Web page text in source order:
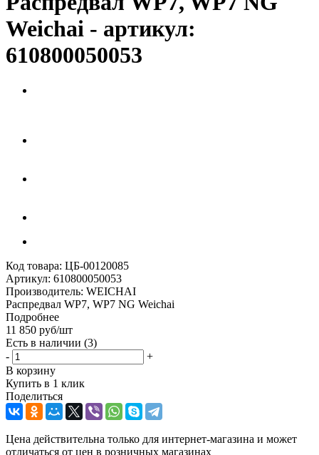
Weichai - артикул:
610800050053
Код товара: ЦБ-00120085
Артикул: 610800050053
Производитель: WEICHAI
Распредвал WP7, WP7 NG Weichai
Подробнее
11 850 руб/шт
Есть в наличии (3)
-
+
В корзину
Купить в 1 клик
Поделиться
Цена действительна только для интернет-магазина и может
отличаться от цен в розничных магазинах